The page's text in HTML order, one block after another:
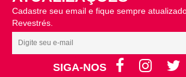
Cadastre seu email e fique sempre
Revestrés.
SIGA-NOS